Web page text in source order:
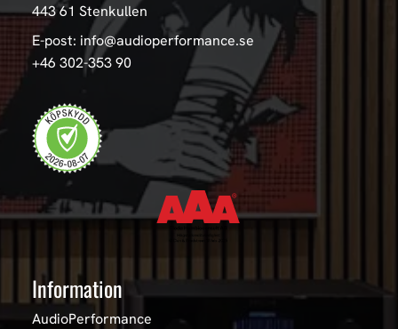
443 61 Stenkullen
E-post: info@audioperformance.se
+46 302-353 90
Information
AudioPerformance